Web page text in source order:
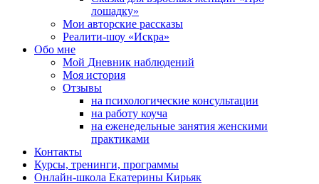
лошадку»
Мои авторские рассказы
Реалити-шоу «Искра»
Обо мне
Мой Дневник наблюдений
Моя история
Отзывы
на психологические консультации
на работу коуча
на еженедельные занятия женскими
практиками
Контакты
Курсы, тренинги, программы
Онлайн-школа Екатерины Кирьяк